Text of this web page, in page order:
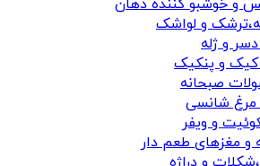
و خوشبو کننده دهان
و لواشک
دسر و ژله
کیک و پنکیک
صبحانه
شانسی
و ویفر
و مغزهای طعم دار